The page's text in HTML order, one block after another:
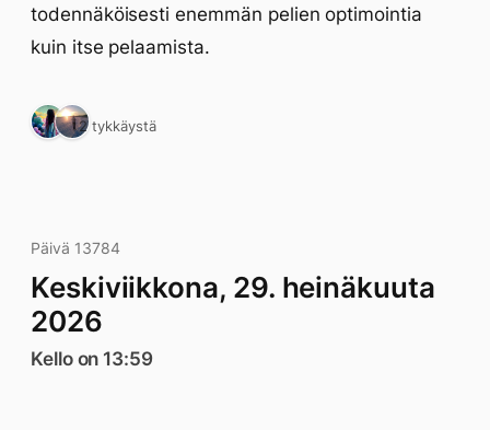
todennäköisesti enemmän pelien optimointia
kuin itse pelaamista.
2 tykkäystä
Päivä 13784
Keskiviikkona, 29. heinäkuuta
2026
Kello on 13:59